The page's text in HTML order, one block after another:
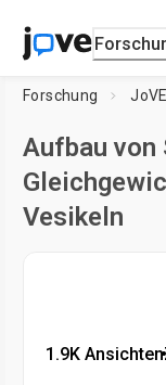
Forschung
Aufbau
Vesikeln
1.9K Ansichten•